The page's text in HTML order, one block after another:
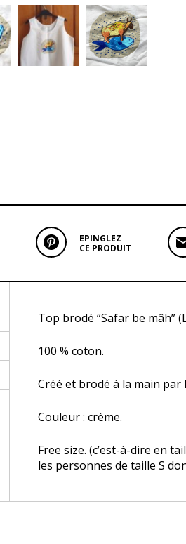
EPINGLEZ
CE PRODUIT
Top brodé “Safar be mâh”
100 % coton.
Créé et brodé à la main par
Couleur : crème.
Free size. (c’est-à-dire en
les personnes de taille S